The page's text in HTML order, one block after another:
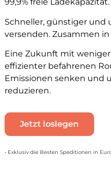
99,9% freie Ladekapazität.
Schneller, günstiger
versenden. Zusammen
Eine Zukunft mit weniger
effizienter befahrenen
Emissionen senken und
reduzieren.
Jetzt loslegen
• Exklusiv die Besten Speditionen in